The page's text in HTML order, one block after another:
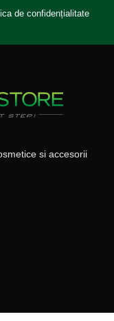
de confidențialitate
si accesorii